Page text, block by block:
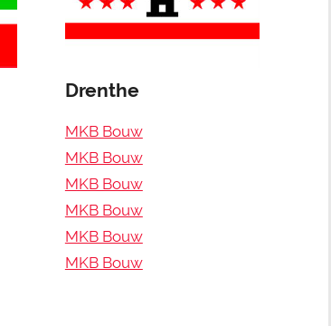
Drenthe
MKB Bouw
MKB Bouw
MKB Bouw
MKB Bouw
MKB Bouw
MKB Bouw